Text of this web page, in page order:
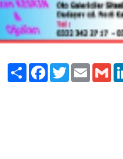
Paylaş FacebookTwitter Email